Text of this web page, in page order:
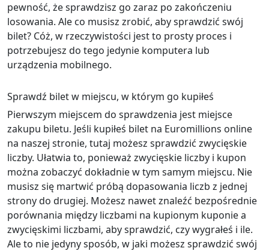
pewność, że sprawdzisz go zaraz po zakończeniu
losowania. Ale co musisz zrobić, aby sprawdzić swój
bilet? Cóż, w rzeczywistości jest to prosty proces i
potrzebujesz do tego jedynie komputera lub
urządzenia mobilnego.
Sprawdź bilet w miejscu, w którym go kupiłeś
Pierwszym miejscem do sprawdzenia jest miejsce
zakupu biletu. Jeśli kupiłeś bilet na Euromillions online
na naszej stronie, tutaj możesz sprawdzić zwycięskie
liczby. Ułatwia to, ponieważ zwycięskie liczby i kupon
można zobaczyć dokładnie w tym samym miejscu. Nie
musisz się martwić próbą dopasowania liczb z jednej
strony do drugiej. Możesz nawet znaleźć bezpośrednie
porównania między liczbami na kupionym kuponie a
zwycięskimi liczbami, aby sprawdzić, czy wygrałeś i ile.
Ale to nie jedyny sposób, w jaki możesz sprawdzić swój